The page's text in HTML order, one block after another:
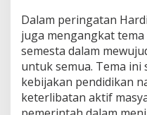
m
i
t
m
e
n
P
Dalam peringatan
juga mengangkat
semesta dalam
untuk semua. Tema ini
kebijakan pendidikan
keterlibatan aktif